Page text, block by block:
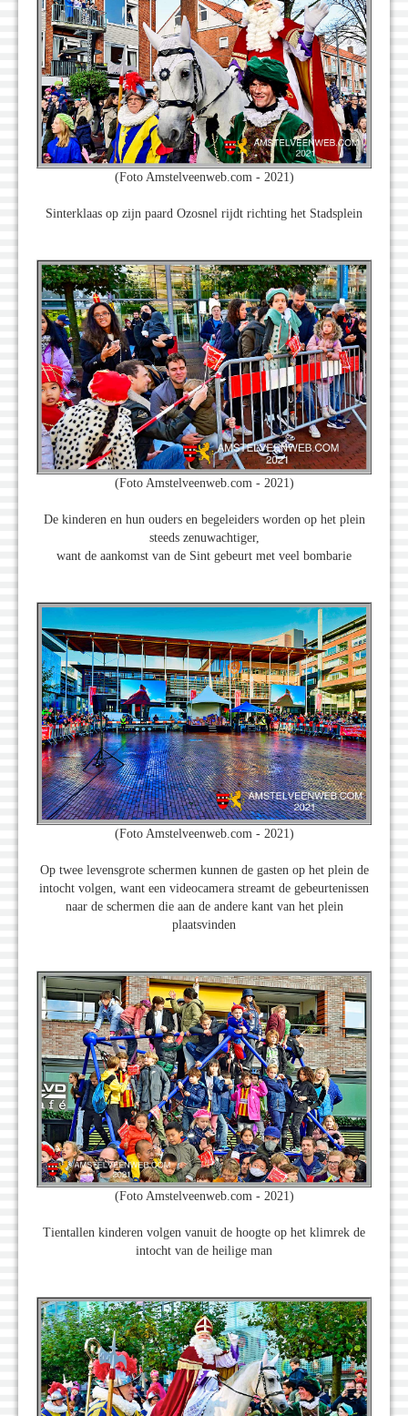
(Foto Amstelveenweb.com - 2021)
Sinterklaas op zijn paard Ozosnel rijdt richting het Stadsplein
(Foto Amstelveenweb.com - 2021)
De kinderen en hun ouders en begeleiders worden op het plein
steeds zenuwachtiger,
want de aankomst van de Sint gebeurt met veel bombarie
(Foto Amstelveenweb.com - 2021)
Op twee levensgrote schermen kunnen de gasten op het plein de
intocht volgen, want een videocamera streamt de gebeurtenissen
naar de schermen die aan de andere kant van het plein
plaatsvinden
(Foto Amstelveenweb.com - 2021)
Tientallen kinderen volgen vanuit de hoogte op het klimrek de
intocht van de heilige man